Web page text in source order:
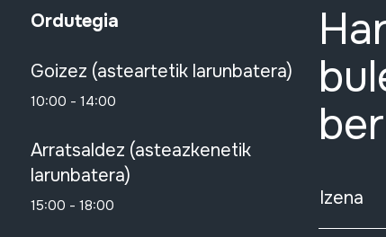
Ordutegia
Goizez (asteartetik larunbatera)
10:00 - 14:00
Arratsaldez (asteazkenetik
larunbatera)
15:00 - 18:00 Izena